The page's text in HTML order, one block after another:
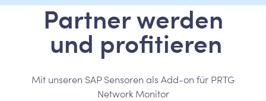
Partner werden
und profitieren
Mit unseren SAP Sensoren als Add-on für PRTG
Network Monitor